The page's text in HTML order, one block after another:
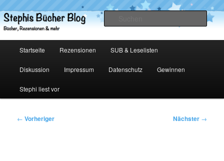
primären
Inhalt
Stephis Bücher Blog
Startseite Rezensionen SUB & Leselisten
Diskussion Impressum Datenschutz Gewinnen
Stephi liest vor
Beitragsnavigation
← Vorheriger Nächster →